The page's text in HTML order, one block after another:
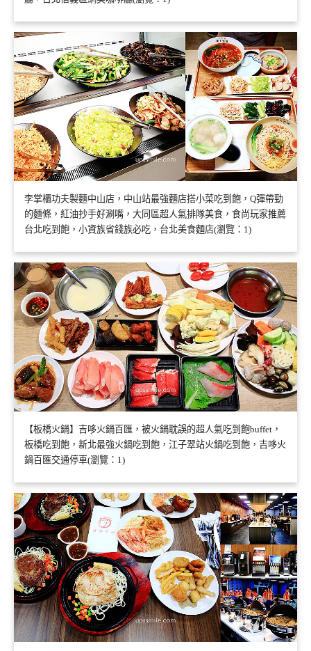
李掌櫃功夫製麵中山店，中山站最強麵店搭小菜吃到飽，Q彈帶勁
的麵條，紅油抄手好涮嘴，大同區超人氣排隊美食，食尚玩家推薦
台北吃到飽，小資族省錢族必吃，台北美食麵店(瀏覽：1)
【板橋火鍋】吉哆火鍋百匯，被火鍋耽誤的超人氣吃到飽buffet，
板橋吃到飽，新北最強火鍋吃到飽，江子翠站火鍋吃到飽，吉哆火
鍋百匯交通停車(瀏覽：1)